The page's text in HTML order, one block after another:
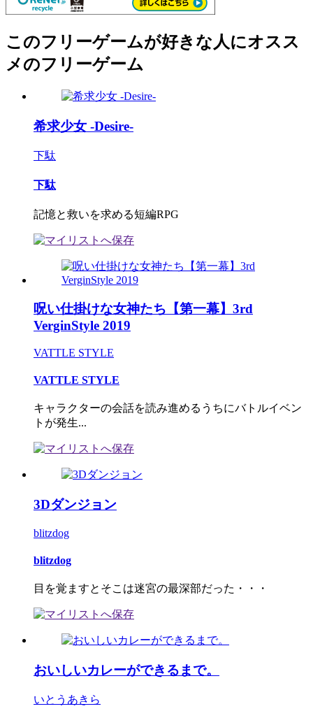
このフリーゲームが好きな人にオスス
メのフリーゲーム
希求少女 -Desire-
下駄
下駄
記憶と救いを求める短編RPG
呪い仕掛けな女神たち【第一幕】3rd
VerginStyle 2019
VATTLE STYLE
VATTLE STYLE
キャラクターの会話を読み進めるうちにバトルイベン
トが発生...
3Dダンジョン
blitzdog
blitzdog
目を覚ますとそこは迷宮の最深部だった・・・
おいしいカレーができるまで。
いとうあきら